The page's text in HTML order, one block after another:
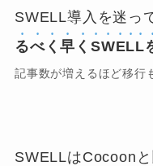
SWELL導入を迷っ
るべく早くSWELL
記事数が増えるほど移行
SWELLはCocoon